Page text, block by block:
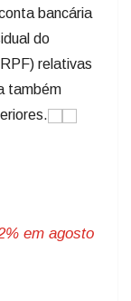
bancária
do
relativas
também
em agosto